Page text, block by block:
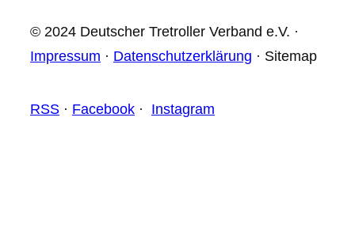
© 2024 Deutscher Tretroller Verband e.V. ·
Impressum · Datenschutzerklärung · Sitemap
RSS · Facebook · Instagram